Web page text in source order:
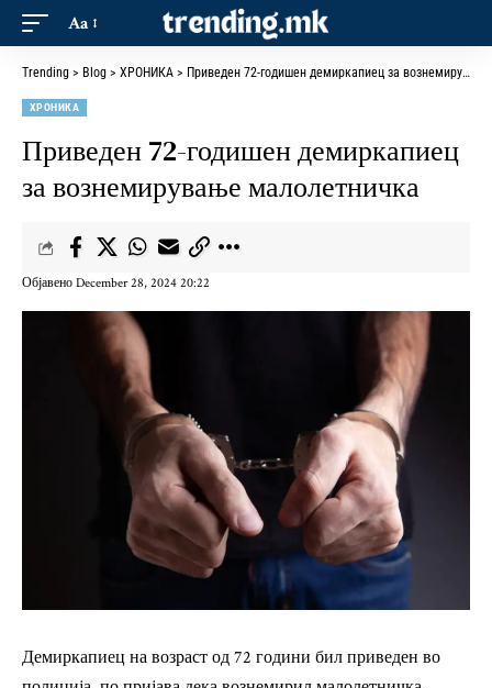
Aa
Trending > Blog > ХРОНИКА > Приведен 72-годишен демиркапиец за вознемирување малолетничка
ХРОНИКА
Приведен 72-годишен демиркапиец
за вознемирување малолетничка
Објавено December 28, 2024 20:22
Демиркапиец на возраст од 72 години бил приведен во